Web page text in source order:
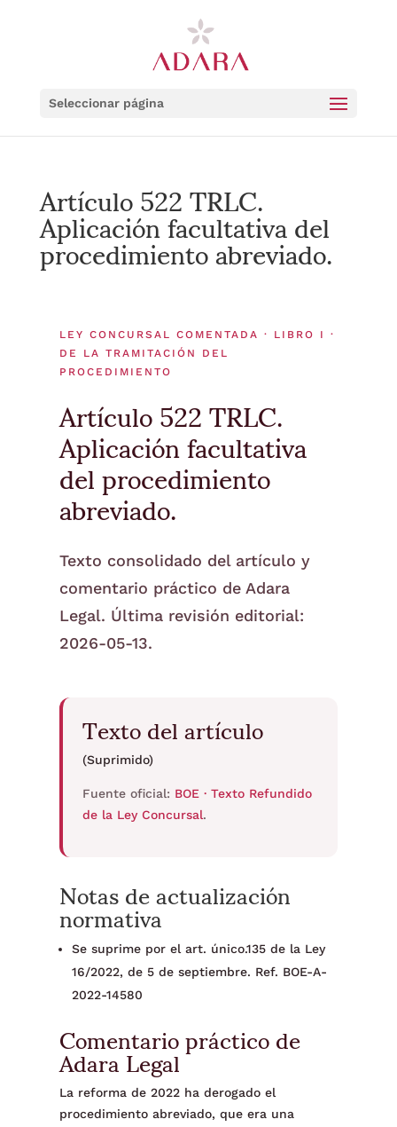
Seleccionar página
Artículo 522 TRLC.
Aplicación facultativa del
procedimiento abreviado.
LEY CONCURSAL COMENTADA · LIBRO I ·
DE LA TRAMITACIÓN DEL
PROCEDIMIENTO
Artículo 522 TRLC.
Aplicación facultativa
del procedimiento
abreviado.
Texto consolidado del artículo y
comentario práctico de Adara
Legal. Última revisión editorial:
2026-05-13.
Texto del artículo
(Suprimido)
Fuente oficial: BOE · Texto Refundido
de la Ley Concursal.
Notas de actualización
normativa
Se suprime por el art. único.135 de la Ley
16/2022, de 5 de septiembre. Ref. BOE-A-
2022-14580
Comentario práctico de
Adara Legal
La reforma de 2022 ha derogado el
procedimiento abreviado, que era una